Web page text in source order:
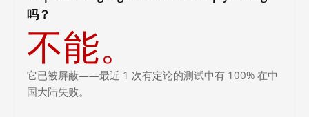
吗？
不能。
它已被屏蔽——最近 1 次有定论的测试中有 100% 在中
国大陆失败。